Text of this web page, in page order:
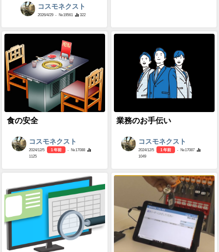
コスモネクスト
2026/4/29 - №19561 322
食の安全
コスモネクスト
2024/12/5 1 年前
- №17088
1125
業務のお手伝い
コスモネクスト
2024/12/5 1 年前
- №17087
1049